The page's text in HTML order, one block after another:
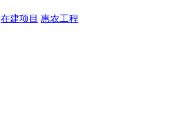
在建项目 惠农工程